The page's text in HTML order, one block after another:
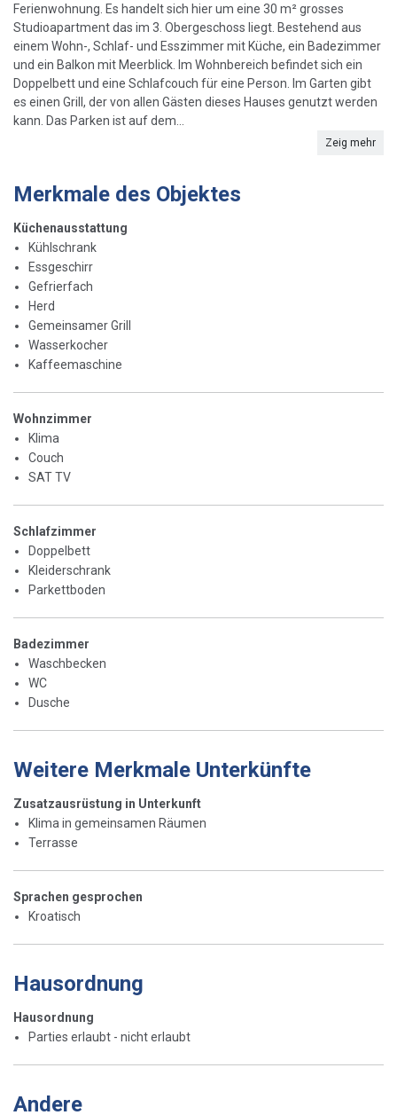
Ferienwohnung. Es handelt sich hier um eine 30 m² grosses
Studioapartment das im 3. Obergeschoss liegt. Bestehend aus
einem Wohn-, Schlaf- und Esszimmer mit Küche, ein Badezimmer
und ein Balkon mit Meerblick. Im Wohnbereich befindet sich ein
Doppelbett und eine Schlafcouch für eine Person. Im Garten gibt
es einen Grill, der von allen Gästen dieses Hauses genutzt werden
kann. Das Parken ist auf dem...
Zeig mehr
Merkmale des Objektes
Küchenausstattung
Kühlschrank
Essgeschirr
Gefrierfach
Herd
Gemeinsamer Grill
Wasserkocher
Kaffeemaschine
Wohnzimmer
Klima
Couch
SAT TV
Schlafzimmer
Doppelbett
Kleiderschrank
Parkettboden
Badezimmer
Waschbecken
WC
Dusche
Weitere Merkmale Unterkünfte
Zusatzausrüstung in Unterkunft
Klima in gemeinsamen Räumen
Terrasse
Sprachen gesprochen
Kroatisch
Hausordnung
Hausordnung
Parties erlaubt - nicht erlaubt
Andere